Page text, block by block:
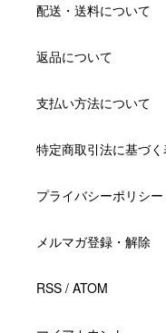
配送・送料について
返品について
支払い方法について
特定商取引法に基づ
プライバシーポリシー
メルマガ登録・解除
RSS / ATOM